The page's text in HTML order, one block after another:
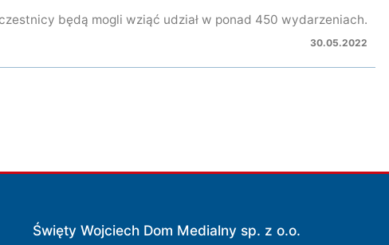
będą mogli wziąć udział w ponad 450 wydarzeniach.
30.05.2022
Święty Wojciech Dom Medialny sp. z o.o.